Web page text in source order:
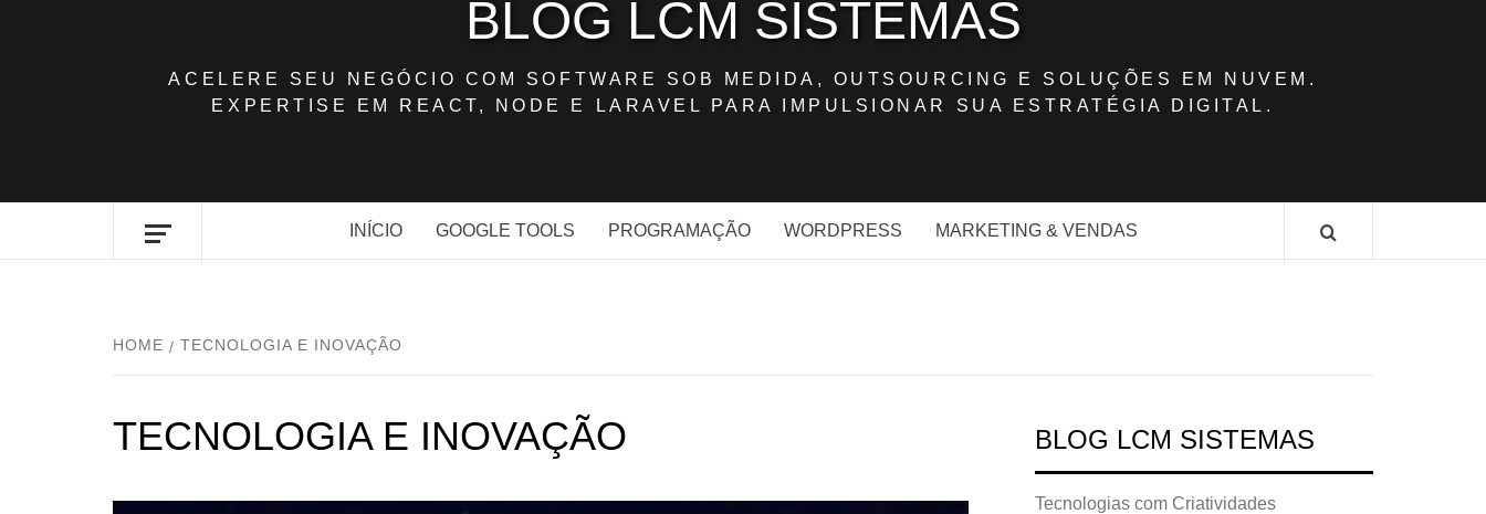
BLOG LCM SISTEMAS
ACELERE SEU NEGÓCIO COM SOFTWARE SOB MEDIDA, OUTSOURCING E SOLUÇÕES EM NUVEM.
EXPERTISE EM REACT, NODE E LARAVEL PARA IMPULSIONAR SUA ESTRATÉGIA DIGITAL.
INÍCIO GOOGLE TOOLS PROGRAMAÇÃO WORDPRESS MARKETING & VENDAS
HOME TECNOLOGIA E INOVAÇÃO
TECNOLOGIA E INOVAÇÃO BLOG LCM SISTEMAS
Tecnologias com Criatividades